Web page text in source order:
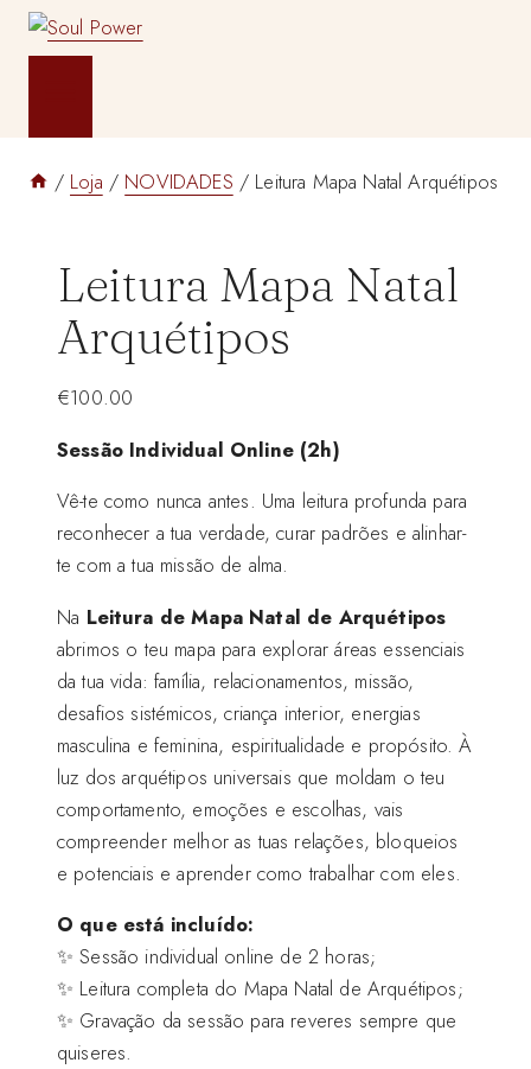
Skip
/ Loja / NOVIDADES / Leitura Mapa Natal Arquétipos
Leitura Mapa Natal
Arquétipos
€100.00
Sessão Individual Online (2h)
Vê-te como nunca antes. Uma leitura profunda para
reconhecer a tua verdade, curar padrões e alinhar-
te com a tua missão de alma.
Na Leitura de Mapa Natal de Arquétipos
abrimos o teu mapa para explorar áreas essenciais
da tua vida: família, relacionamentos, missão,
desafios sistémicos, criança interior, energias
masculina e feminina, espiritualidade e propósito. À
luz dos arquétipos universais que moldam o teu
comportamento, emoções e escolhas, vais
compreender melhor as tuas relações, bloqueios
e potenciais e aprender como trabalhar com eles.
O que está incluído:
✨ Sessão individual online de 2 horas;
✨ Leitura completa do Mapa Natal de Arquétipos;
✨ Gravação da sessão para reveres sempre que
quiseres.